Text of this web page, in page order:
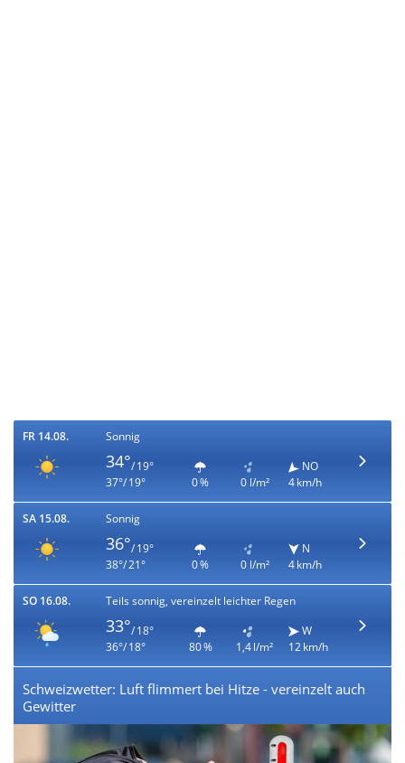
FR 14.08. Sonnig
34°/ 19°
37°/ 19°
0 % 0 l/m²
NO
4 km/h
SA 15.08. Sonnig
36°/ 19°
38°/ 21°
0 % 0 l/m²
N
4 km/h
SO 16.08. Teils sonnig, vereinzelt leichter Regen
33°/ 18°
36°/ 18°
80 % 1,4 l/m²
W
12 km/h
Schweizwetter: Luft flimmert bei Hitze - vereinzelt auch
Gewitter